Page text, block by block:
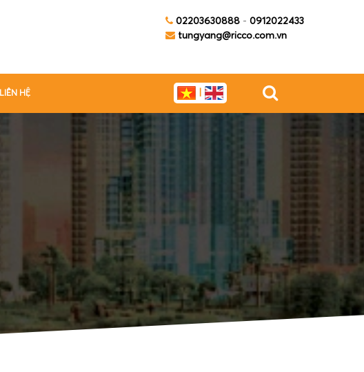
02203630888 - 0912022433
tungyang@ricco.com.vn
LIÊN HỆ